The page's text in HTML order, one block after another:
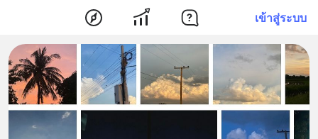
เข้าสู่ระบบ